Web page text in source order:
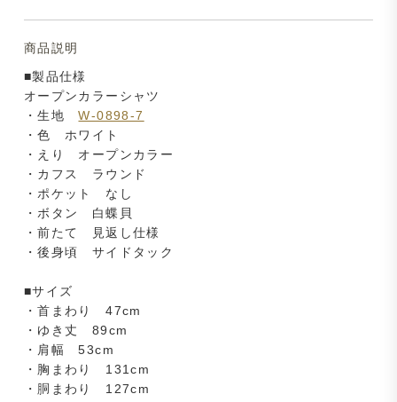
商品説明
■製品仕様
オープンカラーシャツ
・生地W-0898-7
・色 ホワイト
・えり オープンカラー
・カフス ラウンド
・ポケット なし
・ボタン 白蝶貝
・前たて 見返し仕様
・後身頃 サイドタック
■サイズ
・首まわり 47cm
・ゆき丈 89cm
・肩幅 53cm
・胸まわり 131cm
・胴まわり 127cm